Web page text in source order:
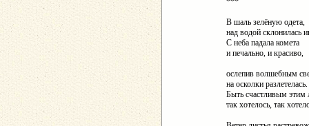
В шаль зелёную одета,
над водой склонилась
С неба падала комета
и печально, и красиво,
ослепив волшебным
на осколки разлетелась.
Быть счастливым этим
так хотелось, так